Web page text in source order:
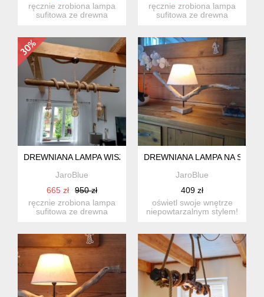
ręcznie zrobiona lampa
sufitowa ze drewna
ręcznie zrobiona lampa
sufitowa ze drewna
DREWNIANA LAMPA WISZACA
JaroBlue
665 zł
950 zł
ręcznie zrobiona lampa
sufitowa ze drewna
DREWNIANA LAMPA NA
JaroBlue
409 zł
oświetl swoje wnętrze
niepowtarzalnym stylem!